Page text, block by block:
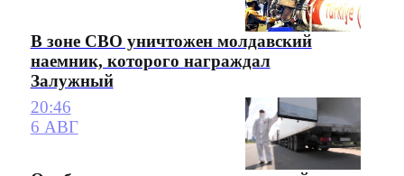
В зоне СВО уничтожен молдавский
наемник, которого награждал
Залужный
20:46
6 АВГ